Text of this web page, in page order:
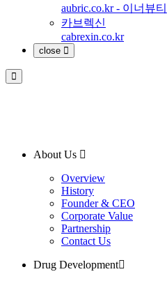
aubric.co.kr - 이너뷰티
카브렉신
cabrexin.co.kr
close
About Us
Overview
History
Founder & CEO
Corporate Value
Partnership
Contact Us
Drug Development